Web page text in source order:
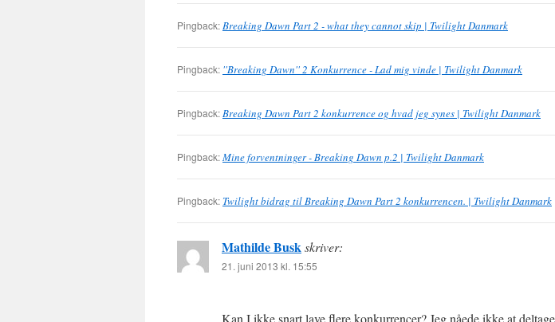
Pingback:Breaking Dawn Part 2 - what they cannot skip | Twilight Danmark
Pingback: ''Breaking Dawn'' 2 Konkurrence - Lad mig vinde | Twilight Danmark
Pingback:Breaking Dawn Part 2 konkurrence og hvad jeg synes | Twilight Danmark
Pingback:Mine forventninger - Breaking Dawn p.2 | Twilight Danmark
Pingback: Twilight bidrag til Breaking Dawn Part 2 konkurrencen. | Twilight Danmark
Mathilde Buskskriver:
21. juni 2013 kl. 15:55
Kan I ikke snart lave flere konkurrencer? Jeg nåede ikke at